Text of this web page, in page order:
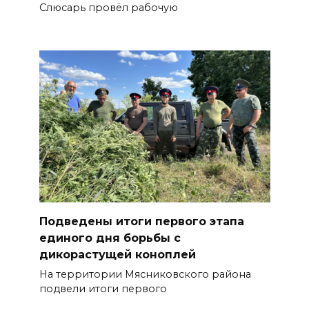
Слюсарь провёл рабочую
Подведены итоги первого этапа
единого дня борьбы с
дикорастущей коноплей
На территории Мясниковского района
подвели итоги первого